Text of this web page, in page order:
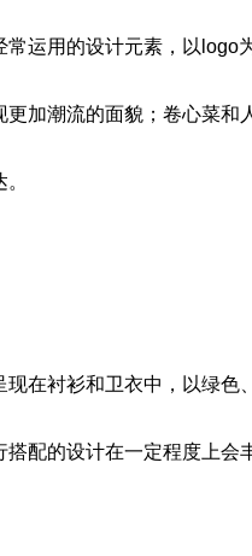
运用的设计元素，以logo
加潮流的面貌；卷心菜和
在衬衫和卫衣中，以绿色
配的设计在一定程度上会